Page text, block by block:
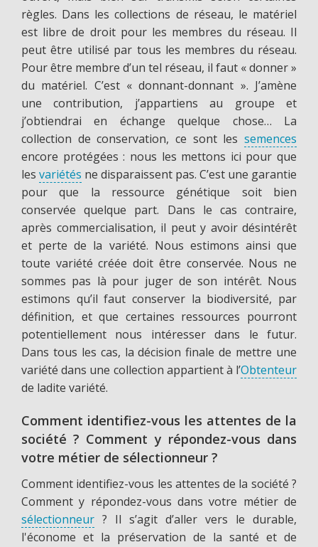
règles. Dans les collections de réseau, le matériel
est libre de droit pour les membres du réseau. Il
peut être utilisé par tous les membres du réseau.
Pour être membre d’un tel réseau, il faut « donner »
du matériel. C’est « donnant-donnant ». J’amène
une contribution, j’appartiens au groupe et
j’obtiendrai en échange quelque chose… La
collection de conservation, ce sont les semences
encore protégées : nous les mettons ici pour que
les variétés ne disparaissent pas. C’est une garantie
pour que la ressource génétique soit bien
conservée quelque part. Dans le cas contraire,
après commercialisation, il peut y avoir désintérêt
et perte de la variété. Nous estimons ainsi que
toute variété créée doit être conservée. Nous ne
sommes pas là pour juger de son intérêt. Nous
estimons qu’il faut conserver la biodiversité, par
définition, et que certaines ressources pourront
potentiellement nous intéresser dans le futur.
Dans tous les cas, la décision finale de mettre une
variété dans une collection appartient à l’Obtenteur
de ladite variété.
Comment identifiez-vous les attentes de la
société ? Comment y répondez-vous dans
votre métier de sélectionneur ?
Comment identifiez-vous les attentes de la société ?
Comment y répondez-vous dans votre métier de
sélectionneur ? Il s’agit d’aller vers le durable,
l'économe et la préservation de la santé et de